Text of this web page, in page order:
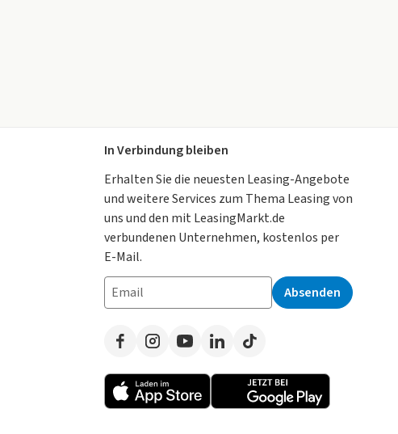
In Verbindung bleiben
Erhalten Sie die neuesten Leasing-Angebote
und weitere Services zum Thema Leasing von
uns und den mit LeasingMarkt.de
verbundenen Unternehmen, kostenlos per
E-Mail.
Absenden